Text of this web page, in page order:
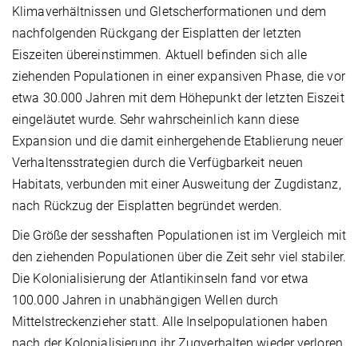
Klimaverhältnissen und Gletscherformationen und dem
nachfolgenden Rückgang der Eisplatten der letzten
Eiszeiten übereinstimmen. Aktuell befinden sich alle
ziehenden Populationen in einer expansiven Phase, die vor
etwa 30.000 Jahren mit dem Höhepunkt der letzten Eiszeit
eingeläutet wurde. Sehr wahrscheinlich kann diese
Expansion und die damit einhergehende Etablierung neuer
Verhaltensstrategien durch die Verfügbarkeit neuen
Habitats, verbunden mit einer Ausweitung der Zugdistanz,
nach Rückzug der Eisplatten begründet werden.
Die Größe der sesshaften Populationen ist im Vergleich mit
den ziehenden Populationen über die Zeit sehr viel stabiler.
Die Kolonialisierung der Atlantikinseln fand vor etwa
100.000 Jahren in unabhängigen Wellen durch
Mittelstreckenzieher statt. Alle Inselpopulationen haben